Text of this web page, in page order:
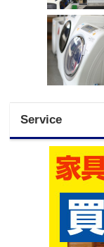
Service